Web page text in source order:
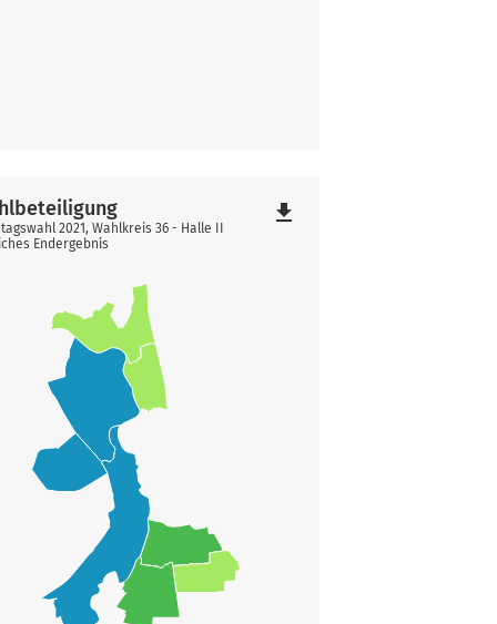
2021, Wahlkreis 36 - Halle II
Endergebnis
file_download